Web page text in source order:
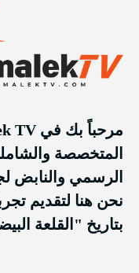
المتخصصة
الرسمي والنابض
نحن هنا لتقديم
بتاريخ "القلعة